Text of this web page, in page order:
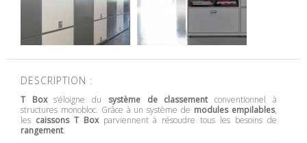
DESCRIPTION :
T Boxs’éloigne du système de classementconventionnel à
structures monobloc. Grâce à un système de modules empilables,
les caissons T Boxparviennent à résoudre tous les besoins de
rangement.